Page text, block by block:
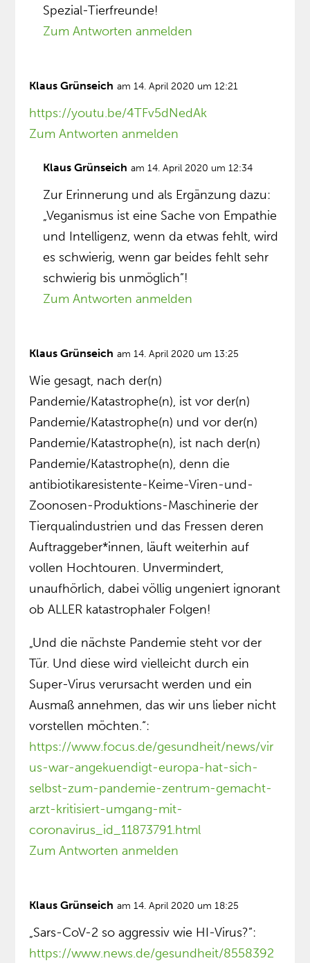
Spezial-Tierfreunde!
Zum Antworten anmelden
Klaus Grünseich am 14. April 2020 um 12:21
https://youtu.be/4TFv5dNedAk
Zum Antworten anmelden
Klaus Grünseich am 14. April 2020 um 12:34
Zur Erinnerung und als Ergänzung dazu:
„Veganismus ist eine Sache von Empathie
und Intelligenz, wenn da etwas fehlt, wird
es schwierig, wenn gar beides fehlt sehr
schwierig bis unmöglich”!
Zum Antworten anmelden
Klaus Grünseich am 14. April 2020 um 13:25
Wie gesagt, nach der(n)
Pandemie/Katastrophe(n), ist vor der(n)
Pandemie/Katastrophe(n) und vor der(n)
Pandemie/Katastrophe(n), ist nach der(n)
Pandemie/Katastrophe(n), denn die
antibiotikaresistente-Keime-Viren-und-
Zoonosen-Produktions-Maschinerie der
Tierqualindustrien und das Fressen deren
Auftraggeber*innen, läuft weiterhin auf
vollen Hochtouren. Unvermindert,
unaufhörlich, dabei völlig ungeniert ignorant
ob ALLER katastrophaler Folgen!
„Und die nächste Pandemie steht vor der
Tür. Und diese wird vielleicht durch ein
Super-Virus verursacht werden und ein
Ausmaß annehmen, das wir uns lieber nicht
vorstellen möchten.“:
https://www.focus.de/gesundheit/news/vir
us-war-angekuendigt-europa-hat-sich-
selbst-zum-pandemie-zentrum-gemacht-
arzt-kritisiert-umgang-mit-
coronavirus_id_11873791.html
Zum Antworten anmelden
Klaus Grünseich am 14. April 2020 um 18:25
„Sars-CoV-2 so aggressiv wie HI-Virus?”:
https://www.news.de/gesundheit/8558392